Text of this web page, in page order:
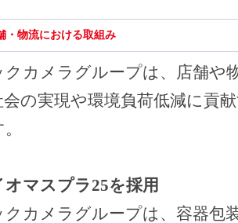
・物流における取組み
クカメラグループは、店舗や
会の実現や環境負荷低減に貢
オマスプラ25を採用
クカメラグループは、容器包